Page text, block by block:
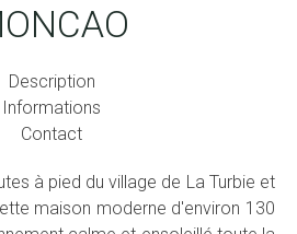
Description
Informations
Contact
à pied du village de La Turbie et
maison moderne d'environ 130